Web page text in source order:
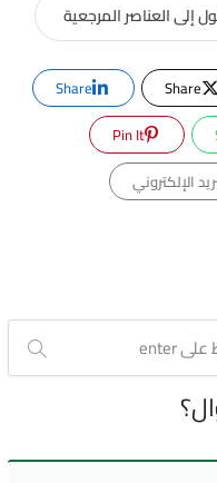
إلى العناصر المرجعية
Share
Share
Pin It
الإلكتروني